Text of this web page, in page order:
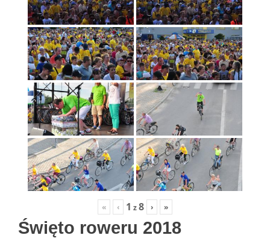
« ‹ 1 z8 › »
Święto roweru 2018